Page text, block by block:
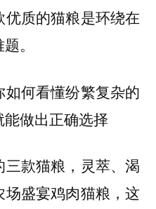
质的猫粮是环绕在
。
何看懂纷繁复杂的
做出正确选择
款猫粮，灵萃、渴
盛宴鸡肉猫粮，这